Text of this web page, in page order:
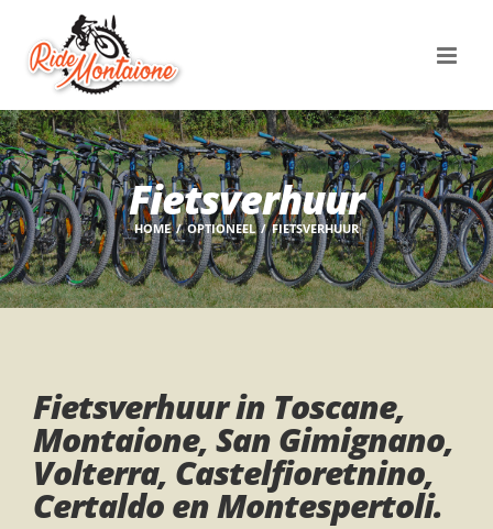
content
Fietsverhuur
HOME OPTIONEEL FIETSVERHUUR
Fietsverhuur in Toscane,
Montaione, San Gimignano,
Volterra, Castelfioretnino,
Certaldo en Montespertoli.